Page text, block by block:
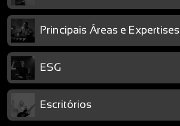
Principais Áreas e Expertises
ESG
Escritórios